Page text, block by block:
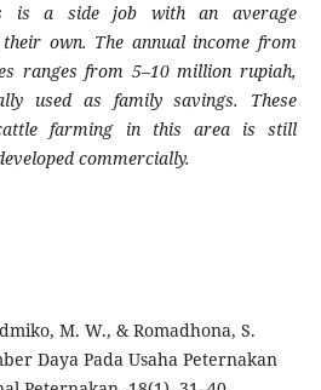
is a side job with an average
own. The annual income from
ranges from 5–10 million rupiah,
used as family savings. These
farming in this area is still
commercially.
M. W., & Romadhona, S.
Daya Pada Usaha Peternakan